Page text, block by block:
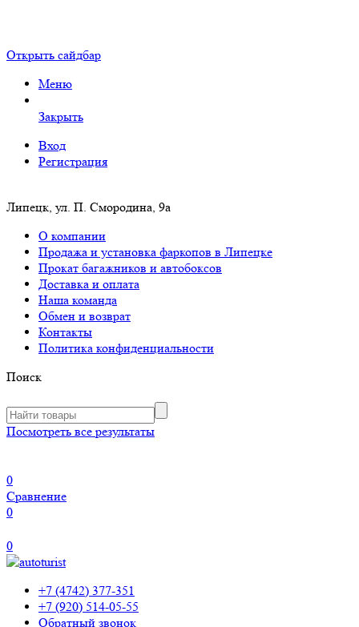
Открыть сайдбар
Меню
Закрыть
Вход
Регистрация
Липецк, ул. П. Смородина, 9а
О компании
Продажа и установка фаркопов в Липецке
Прокат багажников и автобоксов
Доставка и оплата
Наша команда
Обмен и возврат
Контакты
Политика конфиденциальности
Поиск
Посмотреть все результаты
0
Сравнение
0
0
+7 (4742) 377-351
+7 (920) 514-05-55
Обратный звонок